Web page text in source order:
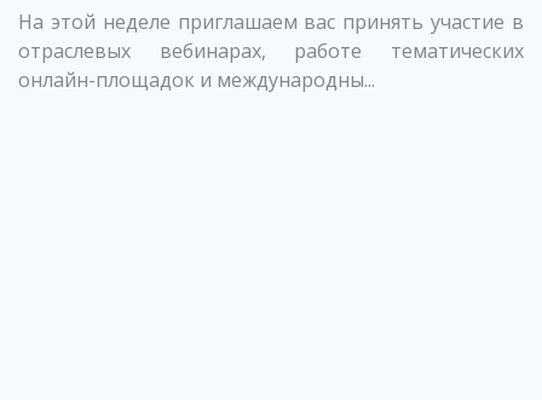
На этой неделе приглашаем вас принять участие в
отраслевых вебинарах, работе тематических
онлайн-площадок и международны...